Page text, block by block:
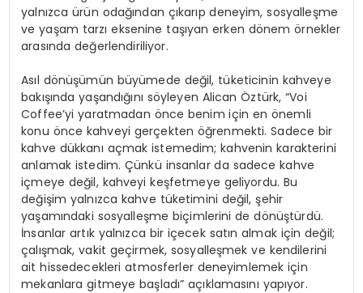
yalnızca ürün odağından çıkarıp deneyim, sosyalleşme
ve yaşam tarzı eksenine taşıyan erken dönem örnekler
arasında değerlendiriliyor.
Asıl dönüşümün büyümede değil, tüketicinin kahveye
bakışında yaşandığını söyleyen Alican Öztürk, “Voi
Coffee’yi yaratmadan önce benim için en önemli
konu önce kahveyi gerçekten öğrenmekti. Sadece bir
kahve dükkanı açmak istemedim; kahvenin karakterini
anlamak istedim. Çünkü insanlar da sadece kahve
içmeye değil, kahveyi keşfetmeye geliyordu. Bu
değişim yalnızca kahve tüketimini değil, şehir
yaşamındaki sosyalleşme biçimlerini de dönüştürdü.
İnsanlar artık yalnızca bir içecek satın almak için değil;
çalışmak, vakit geçirmek, sosyalleşmek ve kendilerini
ait hissedecekleri atmosferler deneyimlemek için
mekanlara gitmeye başladı” açıklamasını yapıyor.